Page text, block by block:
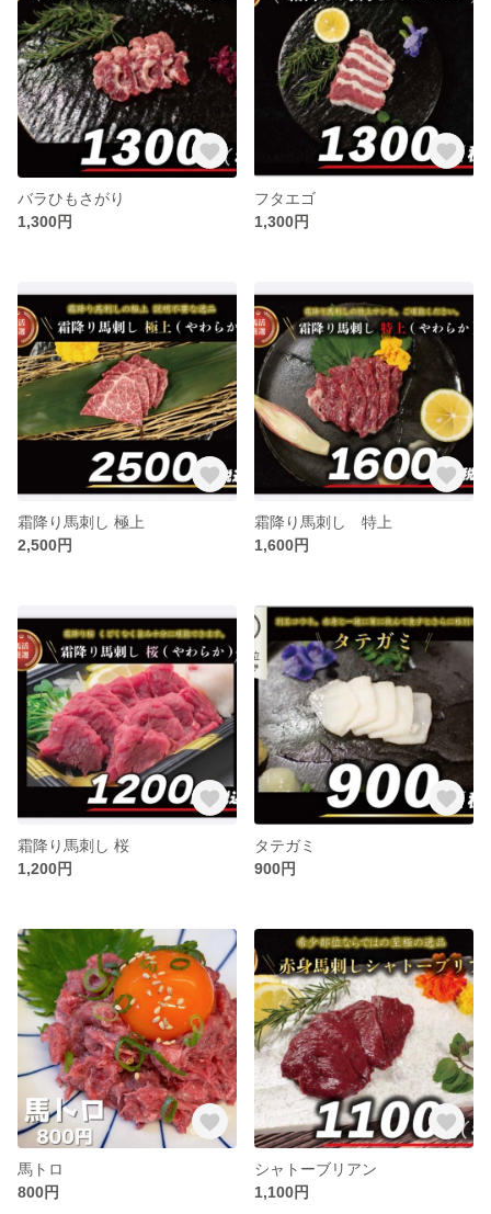
バラひもさがり
1,300円
フタエゴ
1,300円
霜降り馬刺し 極上
2,500円
霜降り馬刺し 特上
1,600円
霜降り馬刺し 桜
1,200円
タテガミ
900円
馬トロ
800円
シャトーブリアン
1,100円